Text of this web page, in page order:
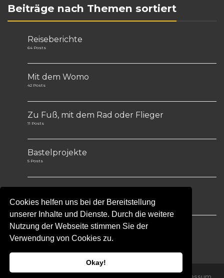
Cookies helfen uns bei der Bereitstellung
unserer Inhalte und Dienste. Durch die weitere
Nutzung der Webseite stimmen Sie der
Verwendung von Cookies zu.
Okay!
Beiträge nach Themen sortiert
Reiseberichte
64 Posts
Mit dem Womo
42 Posts
Zu Fuß, mit dem Rad oder Flieger
11 Posts
Bastelprojekte
5 Posts
1 Post
Impressum